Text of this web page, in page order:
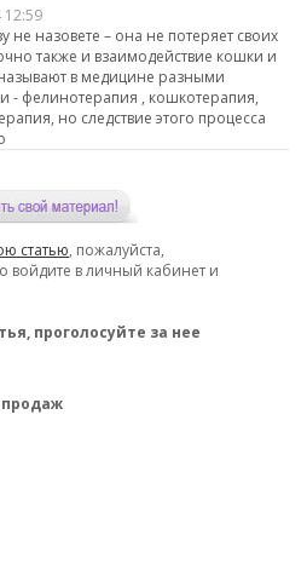
12:59
не назовете – она не потеряет своих
также и взаимодействие кошки и
в медицине разными
- фелинотерапия , кошкотерапия,
но следствие этого процесса
статью, пожалуйста,
войдите в личный кабинет и
проголосуйте за нее
продаж